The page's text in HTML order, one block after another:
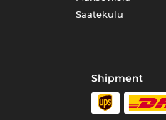
Saatekulu
Shipment